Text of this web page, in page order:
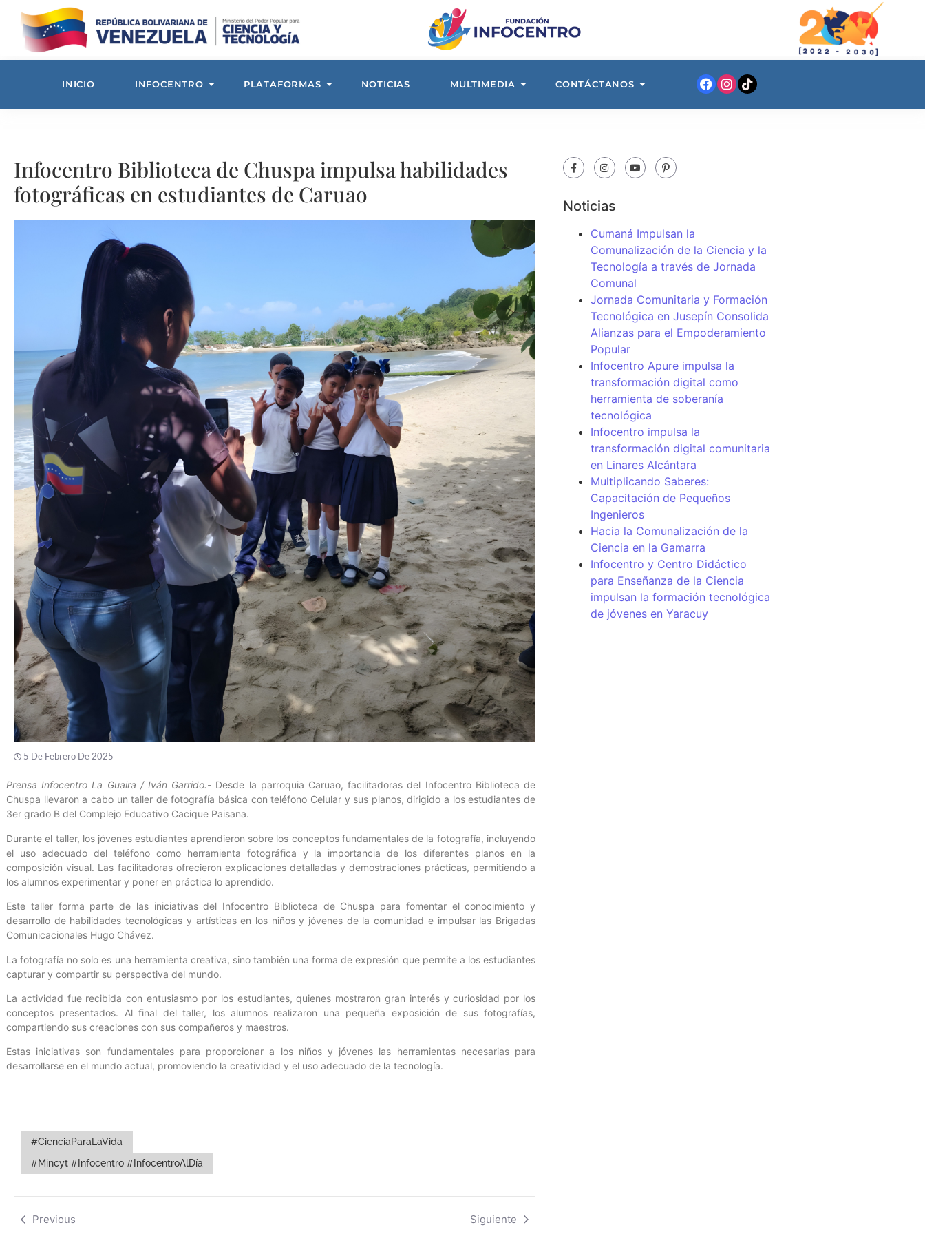
INICIO INFOCENTRO PLATAFORMAS NOTICIAS MULTIMEDIA CONTÁCTANOS
Infocentro Biblioteca de Chuspa impulsa habilidades
fotográficas en estudiantes de Caruao
5 De Febrero De 2025
Prensa Infocentro La Guaira / Iván Garrido.- Desde la parroquia Caruao, facilitadoras del Infocentro Biblioteca de
Chuspa llevaron a cabo un taller de fotografía básica con teléfono Celular y sus planos, dirigido a los estudiantes de
3er grado B del Complejo Educativo Cacique Paisana.
Durante el taller, los jóvenes estudiantes aprendieron sobre los conceptos fundamentales de la fotografía, incluyendo
el uso adecuado del teléfono como herramienta fotográfica y la importancia de los diferentes planos en la
composición visual. Las facilitadoras ofrecieron explicaciones detalladas y demostraciones prácticas, permitiendo a
los alumnos experimentar y poner en práctica lo aprendido.
Este taller forma parte de las iniciativas del Infocentro Biblioteca de Chuspa para fomentar el conocimiento y
desarrollo de habilidades tecnológicas y artísticas en los niños y jóvenes de la comunidad e impulsar las Brigadas
Comunicacionales Hugo Chávez.
La fotografía no solo es una herramienta creativa, sino también una forma de expresión que permite a los estudiantes
capturar y compartir su perspectiva del mundo.
La actividad fue recibida con entusiasmo por los estudiantes, quienes mostraron gran interés y curiosidad por los
conceptos presentados. Al final del taller, los alumnos realizaron una pequeña exposición de sus fotografías,
compartiendo sus creaciones con sus compañeros y maestros.
Estas iniciativas son fundamentales para proporcionar a los niños y jóvenes las herramientas necesarias para
desarrollarse en el mundo actual, promoviendo la creatividad y el uso adecuado de la tecnología.
#CienciaParaLaVida
#Mincyt #Infocentro #InfocentroAlDía
Previous Siguiente
Noticias
Cumaná Impulsan la
Comunalización de la Ciencia y la
Tecnología a través de Jornada
Comunal
Jornada Comunitaria y Formación
Tecnológica en Jusepín Consolida
Alianzas para el Empoderamiento
Popular
Infocentro Apure impulsa la
transformación digital como
herramienta de soberanía
tecnológica
Infocentro impulsa la
transformación digital comunitaria
en Linares Alcántara
Multiplicando Saberes:
Capacitación de Pequeños
Ingenieros
Hacia la Comunalización de la
Ciencia en la Gamarra
Infocentro y Centro Didáctico
para Enseñanza de la Ciencia
impulsan la formación tecnológica
de jóvenes en Yaracuy